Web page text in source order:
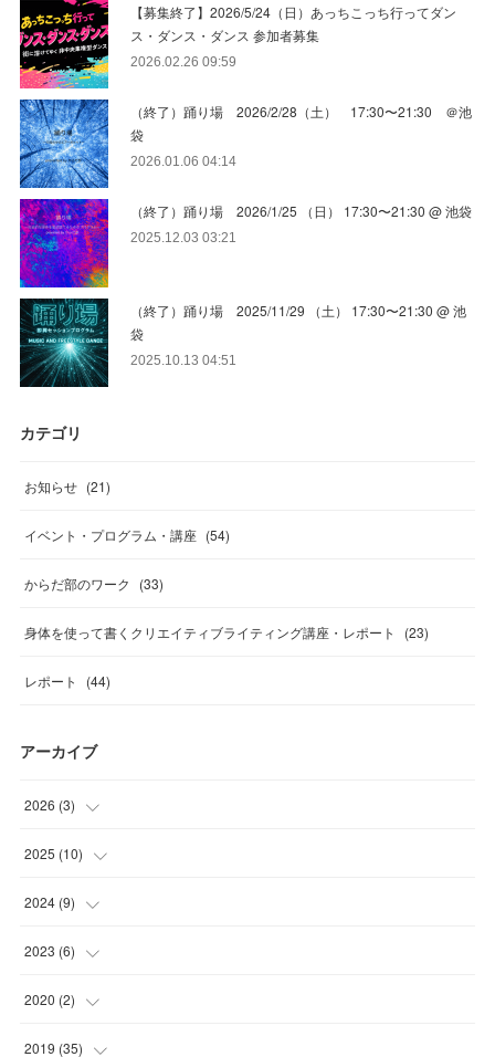
【募集終了】2026/5/24（日）あっちこっち行ってダン
ス・ダンス・ダンス 参加者募集
2026.02.26 09:59
（終了）踊り場 2026/2/28（土） 17:30〜21:30 ＠池
袋
2026.01.06 04:14
（終了）踊り場 2026/1/25 （日） 17:30〜21:30 @ 池袋
2025.12.03 03:21
（終了）踊り場 2025/11/29 （土） 17:30〜21:30 @ 池
袋
2025.10.13 04:51
カテゴリ
お知らせ (21)
イベント・プログラム・講座 (54)
からだ部のワーク (33)
身体を使って書くクリエイティブライティング講座・レポート (23)
レポート (44)
アーカイブ
2026 (3)
(1
( )
(
2025 (10)
( )
( )
(
(3
2024 (9)
( )
( )
(2
2023 (6)
( )
(1
2020 (2)
(1
2019 (35)